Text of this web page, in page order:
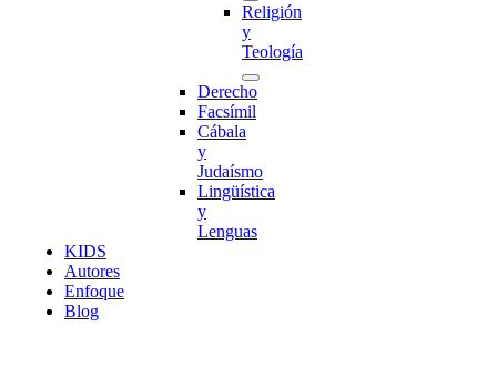
Religión
y
Teología
Derecho
Facsímil
Cábala
y
Judaísmo
Lingüística
y
Lenguas
KIDS
Autores
Enfoque
Blog